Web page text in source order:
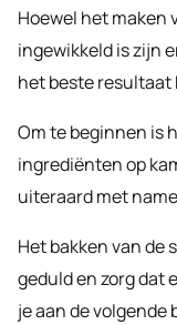
Hoewel het maken
ingewikkeld is zijn
het beste resultaat
Om te beginnen is
ingrediënten op
uiteraard met
Het bakken van de
geduld en zorg dat
je aan de